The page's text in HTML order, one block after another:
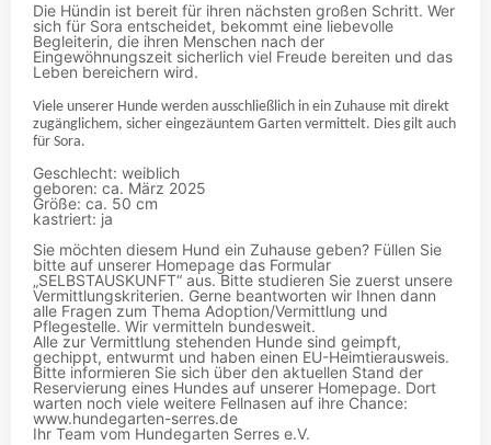
Die Hündin ist bereit für ihren nächsten großen Schritt. Wer
sich für Sora entscheidet, bekommt eine liebevolle
Begleiterin, die ihren Menschen nach der
Eingewöhnungszeit sicherlich viel Freude bereiten und das
Leben bereichern wird.
Viele unserer Hunde werden ausschließlich in ein Zuhause mit direkt
zugänglichem, sicher eingezäuntem Garten vermittelt. Dies gilt auch
für Sora.
Geschlecht: weiblich
geboren: ca. März 2025
Größe: ca. 50 cm
kastriert: ja
Sie möchten diesem Hund ein Zuhause geben? Füllen Sie
bitte auf unserer Homepage das Formular
„SELBSTAUSKUNFT“ aus. Bitte studieren Sie zuerst unsere
Vermittlungskriterien. Gerne beantworten wir Ihnen dann
alle Fragen zum Thema Adoption/Vermittlung und
Pflegestelle. Wir vermitteln bundesweit.
Alle zur Vermittlung stehenden Hunde sind geimpft,
gechippt, entwurmt und haben einen EU-Heimtierausweis.
Bitte informieren Sie sich über den aktuellen Stand der
Reservierung eines Hundes auf unserer Homepage. Dort
warten noch viele weitere Fellnasen auf ihre Chance:
www.hundegarten-serres.de
Ihr Team vom Hundegarten Serres e.V.